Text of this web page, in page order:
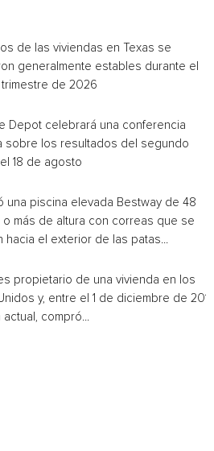
de las viviendas en Texas se
generalmente estables durante el
de 2026
Depot celebrará una conferencia
sobre los resultados del segundo
18 de agosto
una piscina elevada Bestway de 48
o más de altura con correas que se
hacia el exterior de las patas...
propietario de una vivienda en los
y, entre el 1 de diciembre de
actual, compró...